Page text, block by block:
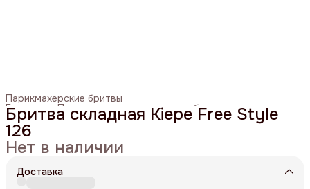
Парикмахерские бритвы
Парикмахерские ножницы и бритвы
Главная ›
Бритва складная Kiepe Free Style
126
Нет в наличии
Доставка